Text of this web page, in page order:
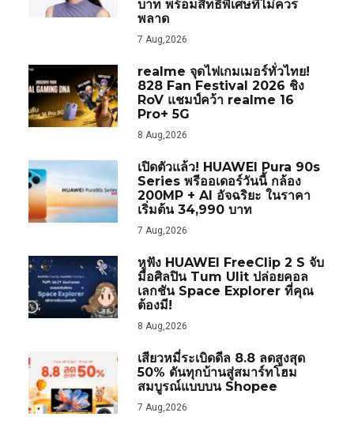
บาท พร้อมสิทธิพิเศษที่ไม่ควร
พลาด
7 Aug,2026
realme จุดไฟเกมเมอร์ทั่วไทย!
828 Fan Festival 2026 ชิง
RoV แชมป์คว้า realme 16
Pro+ 5G
8 Aug,2026
เปิดตัวแล้ว! HUAWEI Pura 90s
Series พรีออเดอร์วันนี้ กล้อง
200MP + AI อัจฉริยะ ในราคา
เริ่มต้น 34,990 บาท
7 Aug,2026
หูฟัง HUAWEI FreeClip 2 S จับ
มือศิลปิน Tum Ulit ปล่อยคอล
เลกชัน Space Explorer ที่คุณ
ต้องมี!
8 Aug,2026
เสียวหมี่ระเบิดดีล 8.8 ลดสูงสุด
50% ดันทุกบ้านสู่สมาร์ทโฮม
สมบูรณ์แบบบน Shopee
7 Aug,2026